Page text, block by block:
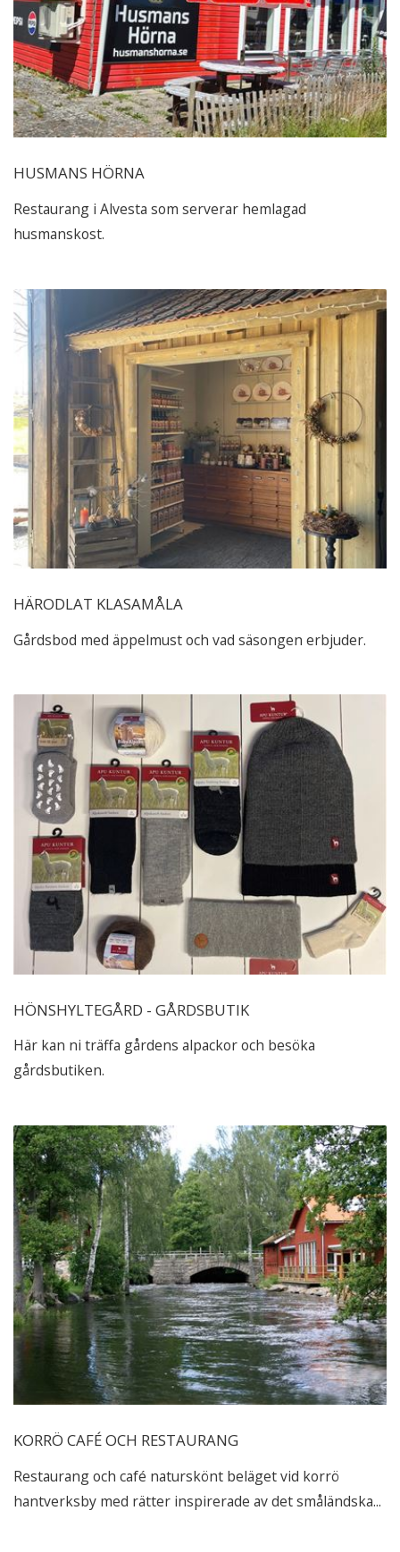
HUSMANS HÖRNA
Restaurang i Alvesta som serverar hemlagad
husmanskost.
HÄRODLAT KLASAMÅLA
Gårdsbod med äppelmust och vad säsongen erbjuder.
HÖNSHYLTEGÅRD - GÅRDSBUTIK
Här kan ni träffa gårdens alpackor och besöka
gårdsbutiken.
KORRÖ CAFÉ OCH RESTAURANG
Restaurang och café naturskönt beläget vid korrö
hantverksby med rätter inspirerade av det småländska...